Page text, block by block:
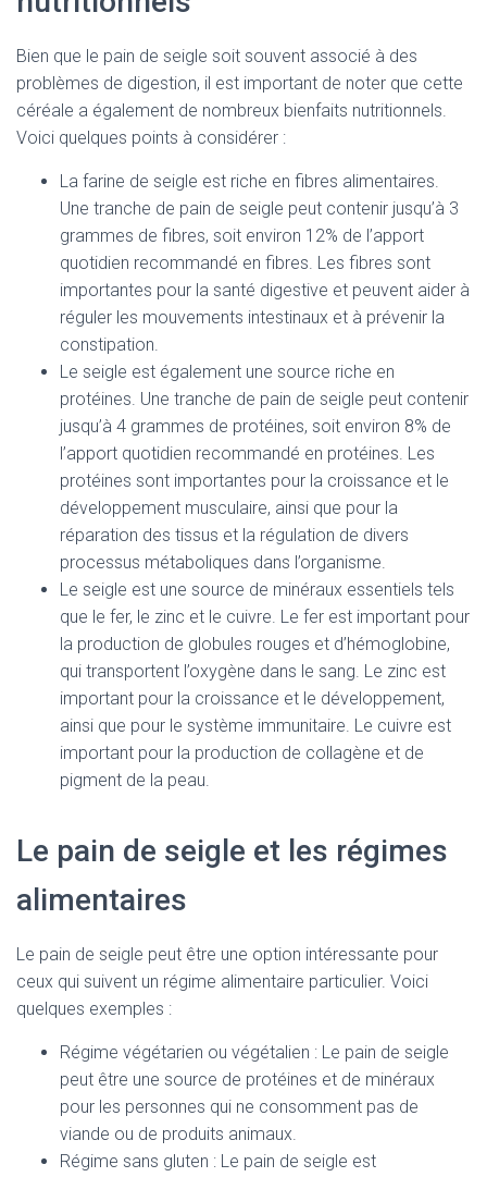
Bien que le pain de seigle soit souvent associé à des
problèmes de digestion, il est important de noter que cette
céréale a également de nombreux bienfaits nutritionnels.
Voici quelques points à considérer :
La farine de seigle est riche en fibres alimentaires.
Une tranche de pain de seigle peut contenir jusqu’à 3
grammes de fibres, soit environ 12% de l’apport
quotidien recommandé en fibres. Les fibres sont
importantes pour la santé digestive et peuvent aider à
réguler les mouvements intestinaux et à prévenir la
constipation.
Le seigle est également une source riche en
protéines. Une tranche de pain de seigle peut contenir
jusqu’à 4 grammes de protéines, soit environ 8% de
l’apport quotidien recommandé en protéines. Les
protéines sont importantes pour la croissance et le
développement musculaire, ainsi que pour la
réparation des tissus et la régulation de divers
processus métaboliques dans l’organisme.
Le seigle est une source de minéraux essentiels tels
que le fer, le zinc et le cuivre. Le fer est important pour
la production de globules rouges et d’hémoglobine,
qui transportent l’oxygène dans le sang. Le zinc est
important pour la croissance et le développement,
ainsi que pour le système immunitaire. Le cuivre est
important pour la production de collagène et de
pigment de la peau.
Le pain de seigle et les régimes
alimentaires
Le pain de seigle peut être une option intéressante pour
ceux qui suivent un régime alimentaire particulier. Voici
quelques exemples :
Régime végétarien ou végétalien : Le pain de seigle
peut être une source de protéines et de minéraux
pour les personnes qui ne consomment pas de
viande ou de produits animaux.
Régime sans gluten : Le pain de seigle est